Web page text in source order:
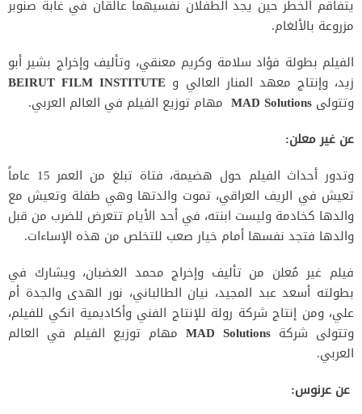
يتفاقم الخطر حين يجد الطفلان نفسيهما عالقان في غابة صنوبر
مزروعة بالألغام.
الفيلم بطولة فؤاد سلامة وكريم معنقي، وتأليف وإخراج بشير أبو
زيد، وإنتاج معهد المنار العالي و BEIRUT FILM INSTITUTE
وتتولى MAD Solutions مهام توزيع الفيلم في العالم العربي.
عن غير معلن:
وتدور أحداث الفيلم حول هضيمة، فتاة تبلغ من العمر 15 عاماً
تعيش في الريف العراقي، تموت والدتها وهي طفلة وتعيش مع
والدها كخادمة وليست ابنته، في أحد الأيام تتعرض للضرب من قبل
والدها فتجد نفسها أمام خيار صعب للتخلص من هذه الإساءات.
فيلم غير مُعلن من تأليف وإخراج محمد الغضبان، ويشارك في
بطولته أسعد عبد المجيد، نيان الطالباني، نور الهدى والجدة أم
علي، ومن إنتاج شركة رولة للإنتاج الفني وأكاديمية انكي للفيلم،
وتتولى شركة MAD Solutions مهام توزيع الفيلم في العالم
العربي.
عن عرنوس: